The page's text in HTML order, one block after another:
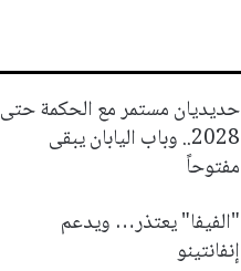
حديديان مستمر مع الحكمة حتى
2028.. وباب اليابان يبقى
مفتوحاً
"الفيفا" يعتذر… ويدعم
إنفانتينو